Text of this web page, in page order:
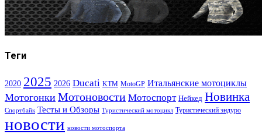
Теги
2020 2025 2026 Ducati KTM MotoGP Итальянские мотоциклы
Мотогонки Мотоновости Мотоспорт Нейкед Новинка
Спортбайк Тесты и Обзоры Туристический мотоцикл Туристический эндуро
новости новости мотоспорта